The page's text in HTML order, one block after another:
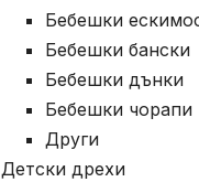
Бебешки
Бебешки бански
Бебешки дънки
Бебешки чорапи
Други
Детски дрехи